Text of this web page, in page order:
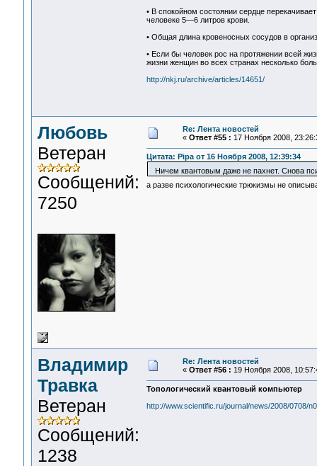
• В спокойном состоянии сердце
человеке 5—6 литров крови.
• Общая длина кровеносных сосудов в
• Если бы человек рос на протяжении всей
жизни женщин во всех странах несколько
http://nkj.ru/archive/articles/14651/
Любовь
Ветеран
Сообщений:
7250
Re: Лента новостей
« Ответ #55 : 17 Ноября 2008,
Цитата: Pipa от 16 Ноября 2008, 12:39:34
Ничем квантовым даже не пахнет. Снова
а разве психологические трюкизмы не
Владимир
Травка
Ветеран
Сообщений:
1238
Re: Лента новостей
« Ответ #56 : 19 Ноября 2008,
Топологический квантовый компьютер
http://www.scientific.ru/journal/news/2008/0708/